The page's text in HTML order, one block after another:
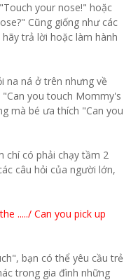
your nose!" hoặc
Cũng giống như các
trả lời hoặc làm hành
na ná ở trên nhưng về
you touch Mommy's
mà bé ưa thích "Can you
chí có phải chạy tầm 2
câu hỏi của người lớn,
...../ Can you pick up
bạn có thể yêu cầu trẻ
trong gia đình những